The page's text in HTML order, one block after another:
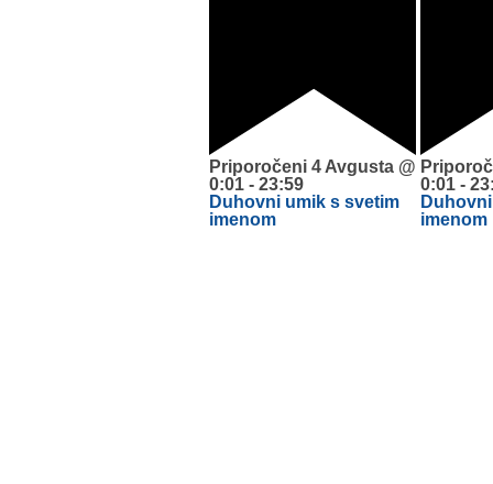
Priporočeni 4 Avgusta @
0:01 - 23:59
Duhovni umik s svetim
imenom
0:01 -
imenom